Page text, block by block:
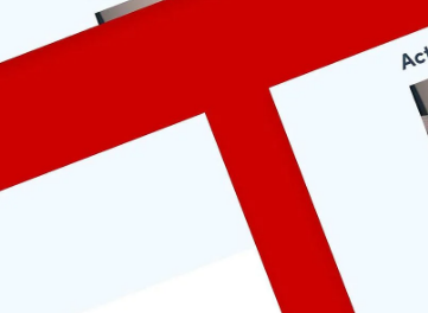
Produits
Contact